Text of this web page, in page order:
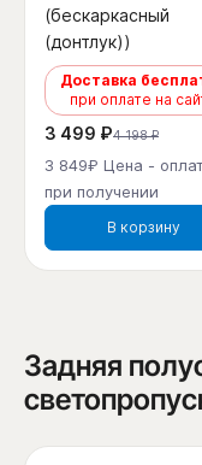
(бескаркасный
(донтлук))
Доставка
при оплате на
3 499 ₽4 198 ₽
3 849₽ Цена -
при получении
В корзину
Задняя